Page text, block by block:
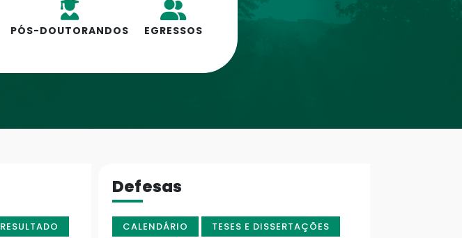
PÓS-DOUTORANDOS EGRESSOS
RESULTADO
Defesas
CALENDÁRIO
TESES E DISSERTAÇÕES